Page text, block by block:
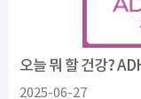
오늘 뭐 할 건강?
2025-06-27